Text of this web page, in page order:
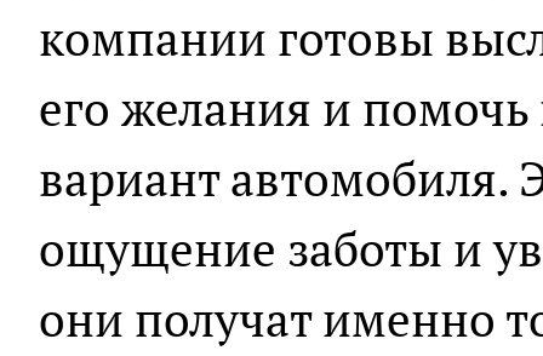
компании готовы
его желания и
вариант автомобиля.
ощущение заботы и
они получат именно